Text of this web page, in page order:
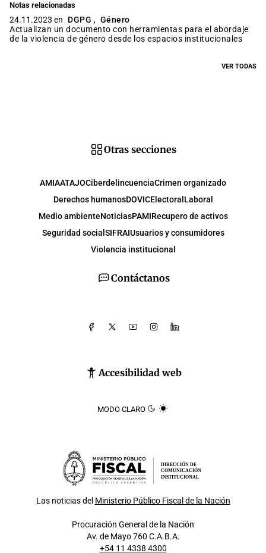
Notas relacionadas
24.11.2023 en DGPG , Género
Actualizan un documento con herramientas para el abordaje
de la violencia de género desde los espacios institucionales
VER TODAS
Contáctanos
Accesibilidad web
MODO CLARO
Otras secciones
AMIAATAJOCiberdelincuenciaCrimen organizado
Derechos humanosDOVICElectoral Laboral
Medio ambienteNoticiasPAMIRecupero de activos
Seguridad social SIFRAIUsuarios y consumidores
Violencia institucional
DIRECCIÓN DE
COMUNICACIÓN
INSTITUCIONAL
Las noticias del Ministerio Público Fiscal de la Nación
Procuración General de la Nación
Av. de Mayo 760 C.A.B.A.
+54 11 4338 4300